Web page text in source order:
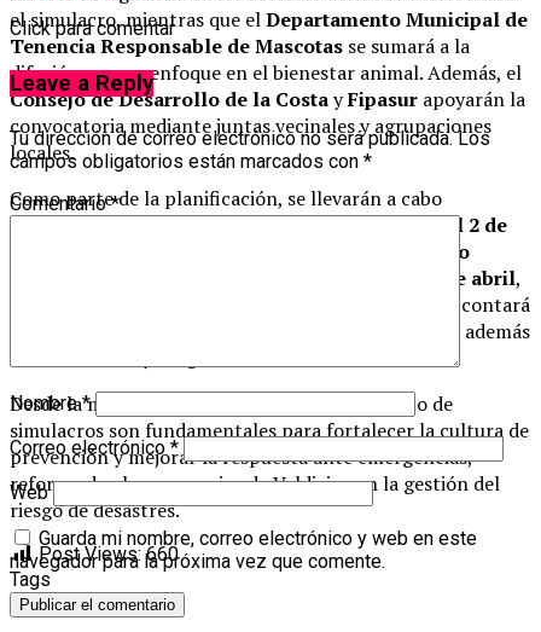
el simulacro, mientras que elDepartamento Municipal de
Tenencia Responsable de Mascotas se sumará a la
difusión con un enfoque en el bienestar animal. Además, el
Consejo de Desarrollo de la CostayFipasur apoyarán la
convocatoria mediante juntas vecinales y agrupaciones
locales.
Como parte de la planificación, se llevarán a cabo
reuniones informativas entre el 26 de marzo y el 2 de
lanzamiento
3 de abril,
en el edificio consistorial del municipio, evento que contará
, además
Desde la municipalidad recalcaron que este tipo de
simulacros son fundamentales para fortalecer la cultura de
prevención y mejorar la respuesta ante emergencias,
reforzando el compromiso de Valdivia con la gestión del
riesgo de desastres.
Post Views: 660
Tags
Siguiente
Click para comentar
Leave a Reply
Tu dirección de correo electrónico no será publicada. Los
campos obligatorios están marcados con *
Comentario*
Nombre*
Correo electrónico *
Web
Guarda mi nombre, correo electrónico y web en este
navegador para la próxima vez que comente.